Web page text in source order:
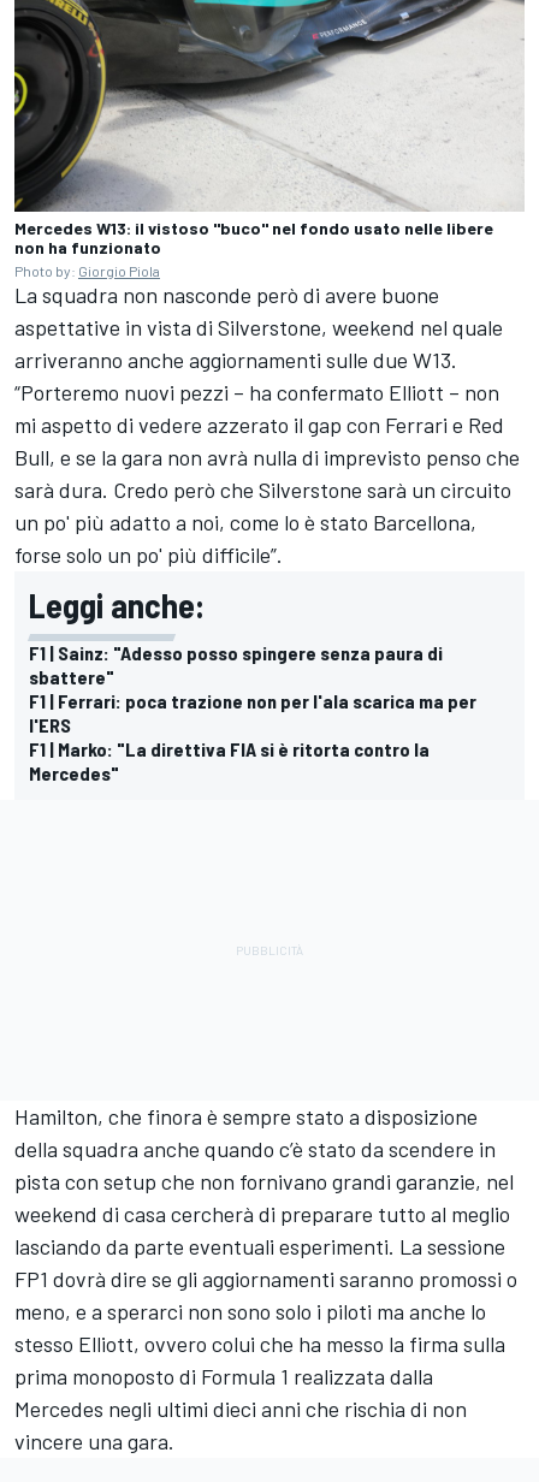
Mercedes W13: il vistoso "buco" nel fondo usato nelle libere
non ha funzionato
Photo by: Giorgio Piola
La squadra non nasconde però di avere buone
aspettative in vista di Silverstone, weekend nel quale
arriveranno anche aggiornamenti sulle due W13.
“Porteremo nuovi pezzi – ha confermato Elliott – non
mi aspetto di vedere azzerato il gap con Ferrari e Red
Bull, e se la gara non avrà nulla di imprevisto penso che
sarà dura. Credo però che Silverstone sarà un circuito
un po' più adatto a noi, come lo è stato Barcellona,
forse solo un po' più difficile”.
Leggi anche:
F1 | Sainz: "Adesso posso spingere senza paura di
sbattere"
F1 | Ferrari: poca trazione non per l'ala scarica ma per
l'ERS
F1 | Marko: "La direttiva FIA si è ritorta contro la
Mercedes"
Hamilton, che finora è sempre stato a disposizione
della squadra anche quando c’è stato da scendere in
pista con setup che non fornivano grandi garanzie, nel
weekend di casa cercherà di preparare tutto al meglio
lasciando da parte eventuali esperimenti. La sessione
FP1 dovrà dire se gli aggiornamenti saranno promossi o
meno, e a sperarci non sono solo i piloti ma anche lo
stesso Elliott, ovvero colui che ha messo la firma sulla
prima monoposto di Formula 1 realizzata dalla
Mercedes negli ultimi dieci anni che rischia di non
vincere una gara.